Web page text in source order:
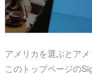
アメリカを選ぶとア
このトップページの